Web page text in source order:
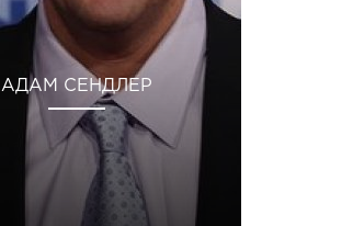
АДАМ СЕНДЛЕР